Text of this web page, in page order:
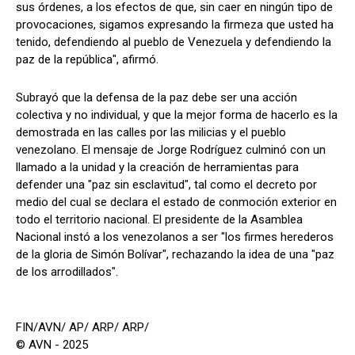
sus órdenes, a los efectos de que, sin caer en ningún tipo de
provocaciones, sigamos expresando la firmeza que usted ha
tenido, defendiendo al pueblo de Venezuela y defendiendo la
paz de la república", afirmó.
Subrayó que la defensa de la paz debe ser una acción
colectiva y no individual, y que la mejor forma de hacerlo es la
demostrada en las calles por las milicias y el pueblo
venezolano. El mensaje de Jorge Rodríguez culminó con un
llamado a la unidad y la creación de herramientas para
defender una "paz sin esclavitud", tal como el decreto por
medio del cual se declara el estado de conmoción exterior en
todo el territorio nacional. El presidente de la Asamblea
Nacional instó a los venezolanos a ser "los firmes herederos
de la gloria de Simón Bolívar", rechazando la idea de una "paz
de los arrodillados".
FIN/AVN/ AP/ ARP/ ARP/
© AVN - 2025